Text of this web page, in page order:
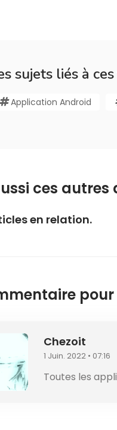
sujets liés à
Application Android
ces autres
en relation.
Chezoit
1 Juin. 2022 • 07:16
Toutes les